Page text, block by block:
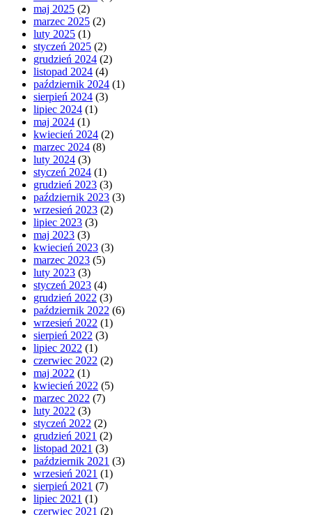
maj 2025 (2)
marzec 2025 (2)
luty 2025 (1)
styczeń 2025 (2)
grudzień 2024 (2)
listopad 2024 (4)
październik 2024 (1)
sierpień 2024 (3)
lipiec 2024 (1)
maj 2024 (1)
kwiecień 2024 (2)
marzec 2024 (8)
luty 2024 (3)
styczeń 2024 (1)
grudzień 2023 (3)
październik 2023 (3)
wrzesień 2023 (2)
lipiec 2023 (3)
maj 2023 (3)
kwiecień 2023 (3)
marzec 2023 (5)
luty 2023 (3)
styczeń 2023 (4)
grudzień 2022 (3)
październik 2022 (6)
wrzesień 2022 (1)
sierpień 2022 (3)
lipiec 2022 (1)
czerwiec 2022 (2)
maj 2022 (1)
kwiecień 2022 (5)
marzec 2022 (7)
luty 2022 (3)
styczeń 2022 (2)
grudzień 2021 (2)
listopad 2021 (3)
październik 2021 (3)
wrzesień 2021 (1)
sierpień 2021 (7)
lipiec 2021 (1)
czerwiec 2021 (2)